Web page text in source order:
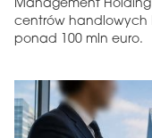
Management Holding
centrów handlowych
ponad 100 mln euro.